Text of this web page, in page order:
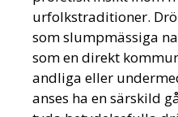
urfolkstraditioner.
som slumpmässiga
som en direkt
andliga eller
anses ha en särskild